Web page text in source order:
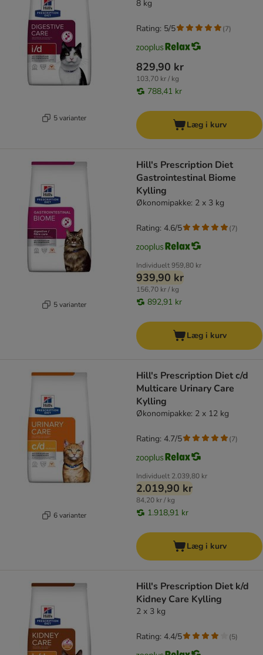
5 varianter
8 kg
829,90 kr
103,70 kr / kg
788,41 kr
Rating: 5/5 (7)
Læg i kurv
5 varianter
Hill's Prescription Diet
Gastrointestinal Biome
Kylling
Økonomipakke: 2 x 3 kg
Individuelt959,80 kr
939,90 kr
156,70 kr / kg
892,91 kr
Rating: 4.6/5 (7)
Læg i kurv
6 varianter
Hill's Prescription Diet c/d
Multicare Urinary Care
Kylling
Økonomipakke: 2 x 12 kg
Individuelt 2.039,80 kr
2.019,90 kr
84,20 kr / kg
1.918,91 kr
Rating: 4.7/5 (7)
Læg i kurv
Hill's Prescription Diet k/d
Kidney Care Kylling
2 x 3 kg
Rating: 4.4/5 (5)